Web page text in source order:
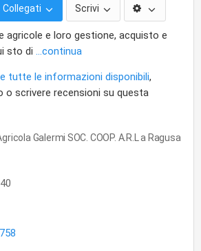
Collegati Scrivi
agricole e loro gestione, acquisto e
sto di ...continua
tutte le informazioni disponibili,
o scrivere recensioni su questa
Galermi SOC. COOP. A.R.L a Ragusa